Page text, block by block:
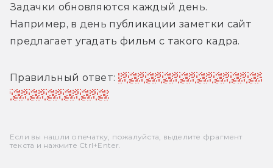
Задачки обновляются каждый день.
Например, в день публикации заметки сайт
предлагает угадать фильм с такого кадра.
Правильный ответ: «Реинкарнация» (вписать
нужно Hereditary).
Если вы нашли опечатку, пожалуйста, выделите фрагмент
текста и нажмите Ctrl+Enter.